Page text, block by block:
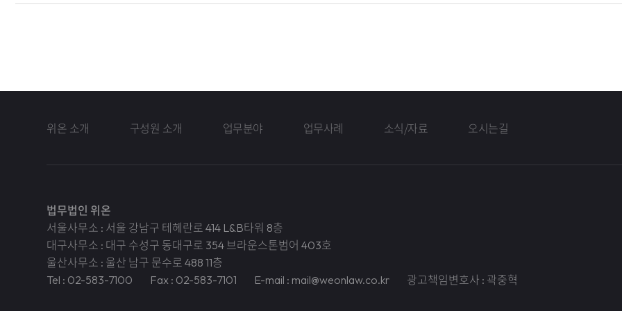
위온 소개 구성원 소개 업무분야 업무사례 소식/자료 오시는길
법무법인 위온
서울사무소 : 서울 강남구 테헤란로 414 L&B타워 8층
대구사무소 : 대구 수성구 동대구로 354 브라운스톤범어 403호
울산사무소 : 울산 남구 문수로 488 11층
Tel : 02-583-7100
Fax : 02-583-7101 E-mail : mail@weonlaw.co.kr 광고책임변호사 : 곽중혁